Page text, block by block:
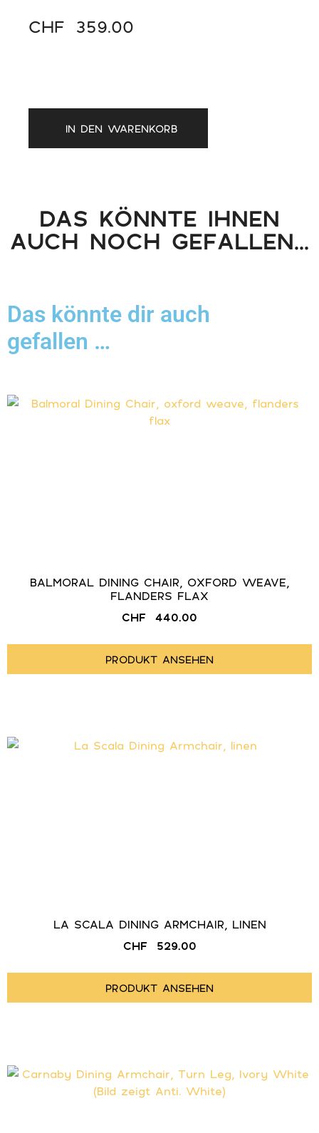
CHF 359.00
IN DEN WARENKORB
DAS KÖNNTE IHNEN
AUCH NOCH GEFALLEN...
Das könnte dir auch
gefallen …
BALMORAL DINING CHAIR, OXFORD WEAVE,
FLANDERS FLAX
CHF
440.00
PRODUKT ANSEHEN
LA SCALA DINING ARMCHAIR, LINEN
CHF
529.00
PRODUKT ANSEHEN